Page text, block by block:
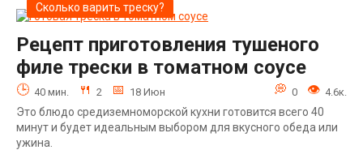
Сколько варить треску?
Рецепт приготовления тушеного
филе трески в томатном соусе
40 мин. 2 18 Июн 0 4.6к.
Это блюдо средиземноморской кухни готовится всего 40
минут и будет идеальным выбором для вкусного обеда или
ужина.